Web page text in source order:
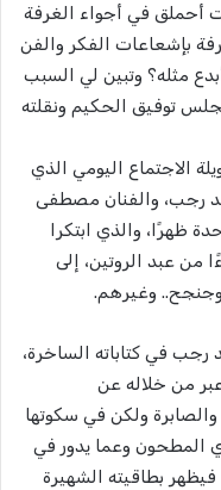
أحملق في أجواء الغرفة
بإشعاعات الفكر والفن
مثله؟ وتبين لي السبب
توفيق الحكيم ونقلته
الاجتماع اليومي الذي
رجب، والفنان مصطفى
ظهرًا، والذي ابتكرا
من عبد الروتين، إلى
وجنجح.. وغيرهم.
في كتاباته الساخرة،
من خلاله عن
ولكن في سكوتها
المطحون وعما يدور في
بطاقيته الشهيرة